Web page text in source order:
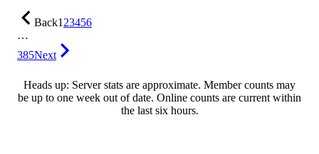
Back123456
…
385Next
Heads up: Server stats are approximate. Member counts may
be up to one week out of date. Online counts are current within
the last six hours.